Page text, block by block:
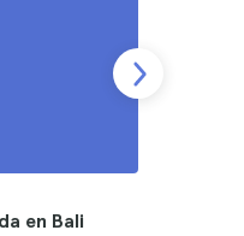
en Bali